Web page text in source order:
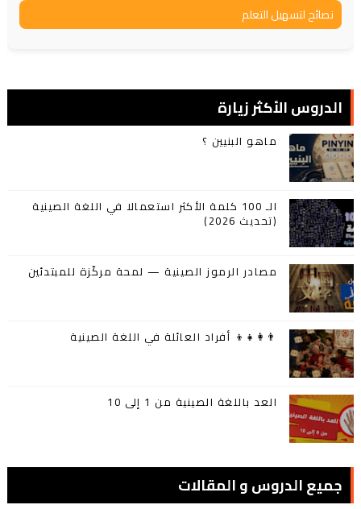
نصائح لتسهيل التعلم
الدروس الأكثر زيارة
ماهو البنيين ؟
الـ 100 كلمة الأكثر استعمالا في اللغة الصينية
(تحديث 2026)
مصادر الرموز الصينية — لمحة مركّزة للمبتدئين
👨‍👩‍👧‍👦 أفراد العائلة في اللغة الصينية
العد باللغة الصينية من 1 إلى 10
جميع الدروس و المقالات